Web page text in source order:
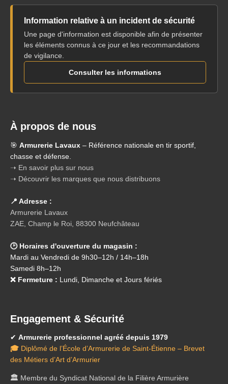
Information relative à un incident de sécurité
Une page d'information est disponible afin de présenter
les éléments connus à ce jour et les recommandations
de vigilance.
Consulter les informations
À propos de nous
🎯 Armurerie Lavaux – Référence nationale en tir sportif,
chasse et défense.
➝ En savoir plus sur nous
➝ Découvrir les marques que nous distribuons
📍 Adresse :
Armurerie Lavaux
ZAE, Champ le Roi, 88300 Neufchâteau
🕑 Horaires d'ouverture du magasin :
Mardi au Vendredi de 9h30–12h / 14h–18h
Samedi 8h–12h
❌ Fermeture : Lundi, Dimanche et Jours fériés
Engagement & Sécurité
✔ Armurerie professionnel agréé depuis 1979
🎓 Diplômé de l’École d’Armurerie de Saint-Étienne – Brevet
des Métiers d’Art d’Armurier
🏛️ Membre du Syndicat National de la Filière Armurière